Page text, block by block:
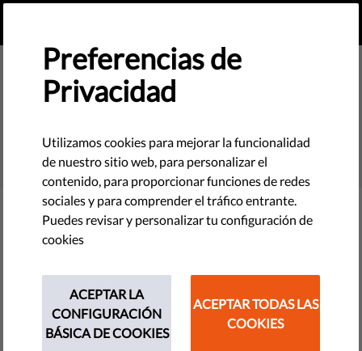
Filter
THEMES
Preferencias de
Privacidad
Utilizamos cookies para mejorar la funcionalidad
de nuestro sitio web, para personalizar el
contenido, para proporcionar funciones de redes
sociales y para comprender el tráfico entrante.
Puedes revisar y personalizar tu configuración de
cookies
ACEPTAR LA
CONFIGURACIÓN
BÁSICA DE COOKIES
ACEPTAR TODAS LAS
COOKIES